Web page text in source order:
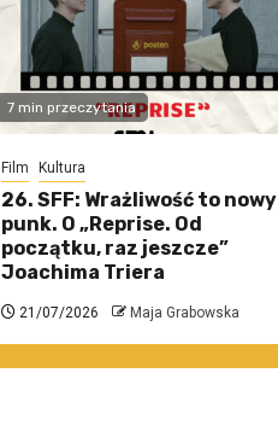
7 min przeczytania
Film Kultura
26. SFF: Wrażliwość to nowy
punk. O „Reprise. Od
początku, raz jeszcze”
Joachima Triera
21/07/2026 Maja Grabowska